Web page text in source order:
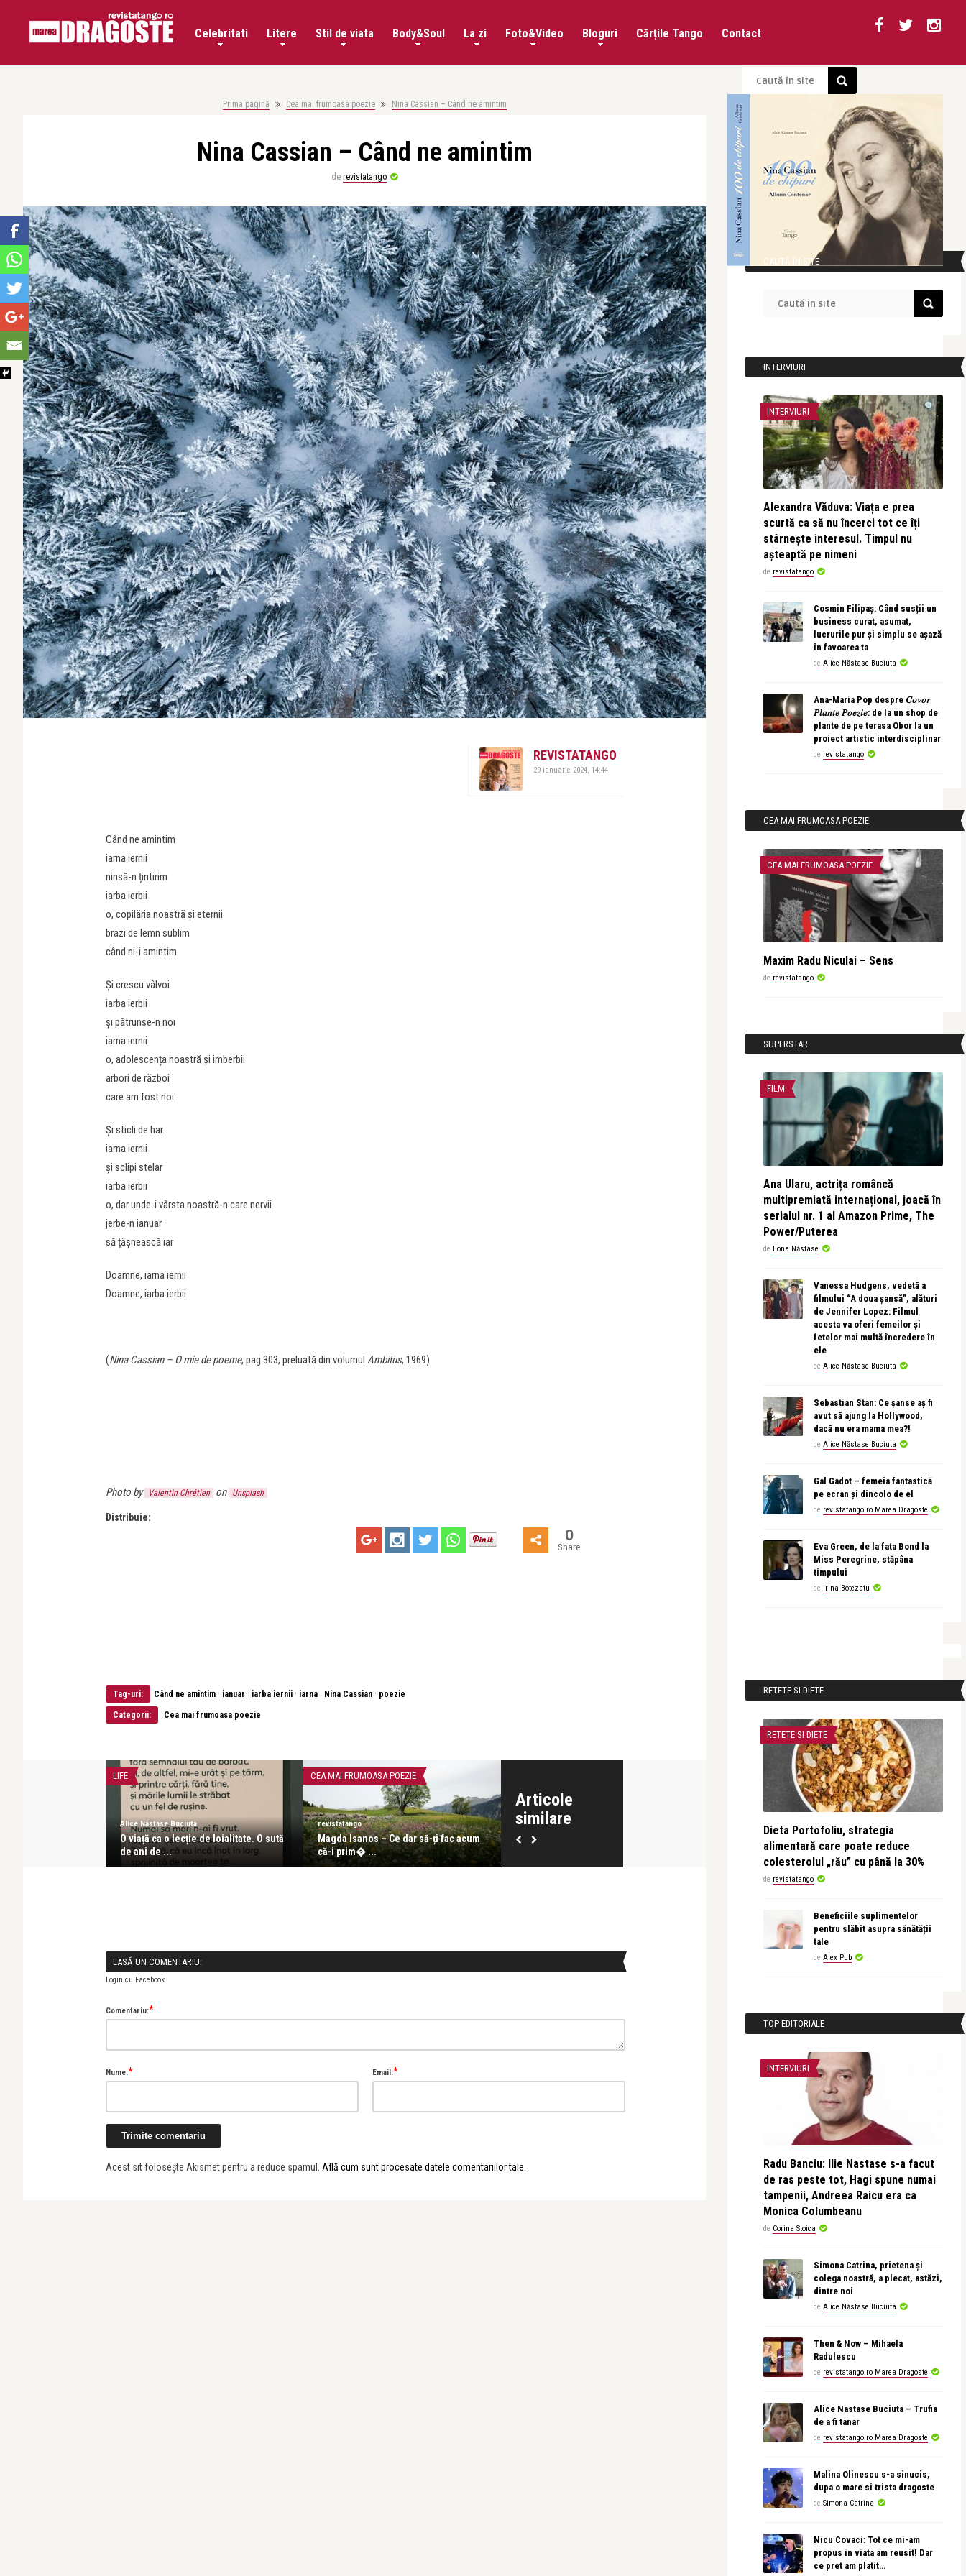
Celebritati Litere Stil de viata Body&Soul La zi Foto&Video Bloguri Cărțile Tango Contact
Prima pagină Cea mai frumoasa poezie Nina Cassian – Când ne amintim
Nina Cassian – Când ne amintim
de revistatango
REVISTATANGO
29 ianuarie 2024, 14:44
Când ne amintim
iarna iernii
ninsă-n țintirim
iarba ierbii
o, copilăria noastră și eternii
brazi de lemn sublim
când ni-i amintim
Și crescu vâlvoi
iarba ierbii
și pătrunse-n noi
iarna iernii
o, adolescența noastră și imberbii
arbori de război
care am fost noi
Și sticli de har
iarna iernii
și sclipi stelar
iarba ierbii
o, dar unde-i vârsta noastră-n care nervii
jerbe-n ianuar
să țâșnească iar
Doamne, iarna iernii
Doamne, iarba ierbii
(Nina Cassian – O mie de poeme, pag 303, preluată din volumul Ambitus, 1969)
Photo by Valentin Chrétien on Unsplash
Distribuie:
0
Share
Tag-uri: Când ne amintim · ianuar · iarba iernii · iarna · Nina Cassian · poezie
Categorii: Cea mai frumoasa poezie
Articole
similare
LIFE
Alice Năstase Buciuta
O viață ca o lecție de loialitate. O sută
de ani de ...
CEA MAI FRUMOASA POEZIE
revistatango
Magda Isanos – Ce dar să-ți fac acum
că-i prim� ...
revistatango
Nina Cassian – Veni și vârsta
CEA MAI FRUMOASA POEZIE CEA MAI
LASĂ UN COMENTARIU:
Login cu Facebook
Comentariu:*
Nume:* Email:*
Acest sit folosește Akismet pentru a reduce spamul. Află cum sunt procesate datele comentariilor tale
CAUTĂ ÎN SITE
INTERVIURI
INTERVIURI
Alexandra Văduva: Viața e prea
scurtă ca să nu încerci tot ce îți
stârnește interesul. Timpul nu
așteaptă pe nimeni
de revistatango
Cosmin Filipaș: Când susții un
business curat, asumat,
lucrurile pur și simplu se așază
în favoarea ta
de Alice Năstase Buciuta
Ana-Maria Pop despre 𝐶𝑜𝑣𝑜𝑟
𝑃𝑙𝑎𝑛𝑡𝑒 𝑃𝑜𝑒𝑧𝑖𝑒: de la un shop de
plante de pe terasa Obor la un
proiect artistic interdisciplinar
de revistatango
CEA MAI FRUMOASA POEZIE
CEA MAI FRUMOASA POEZIE
Maxim Radu Niculai – Sens
de revistatango
SUPERSTAR
FILM
Ana Ularu, actrița româncă
multipremiată internațional, joacă în
serialul nr. 1 al Amazon Prime, The
Power/Puterea
de Ilona Năstase
Vanessa Hudgens, vedetă a
filmului “A doua șansă”, alături
de Jennifer Lopez: Filmul
acesta va oferi femeilor și
fetelor mai multă încredere în
ele
de Alice Năstase Buciuta
Sebastian Stan: Ce șanse aș fi
avut să ajung la Hollywood,
dacă nu era mama mea?!
de Alice Năstase Buciuta
Gal Gadot – femeia fantastică
pe ecran și dincolo de el
de revistatango.ro Marea Dragoste
Eva Green, de la fata Bond la
Miss Peregrine, stăpâna
timpului
de Irina Botezatu
RETETE SI DIETE
RETETE SI DIETE
Dieta Portofoliu, strategia
alimentară care poate reduce
colesterolul „rău” cu până la 30%
de revistatango
Beneficiile suplimentelor
pentru slăbit asupra sănătății
tale
de Alex Pub
TOP EDITORIALE
INTERVIURI
Radu Banciu: Ilie Nastase s-a facut
de ras peste tot, Hagi spune numai
tampenii, Andreea Raicu era ca
Monica Columbeanu
de Corina Stoica
Simona Catrina, prietena și
colega noastră, a plecat, astăzi,
dintre noi
de Alice Năstase Buciuta
Then & Now – Mihaela
Radulescu
de revistatango.ro Marea Dragoste
Alice Nastase Buciuta – Trufia
de a fi tanar
de revistatango.ro Marea Dragoste
Malina Olinescu s-a sinucis,
dupa o mare si trista dragoste
de Simona Catrina
Nicu Covaci: Tot ce mi-am
propus in viata am reusit! Dar
ce pret am platit…